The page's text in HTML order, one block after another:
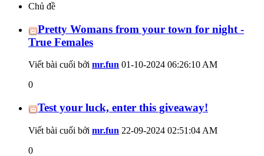
Chủ đề
Pretty Womans from your town for night -
True Females
Viết bài cuối bởi mr.fun 01-10-2024 06:26:10 AM
0
Test your luck, enter this giveaway!
Viết bài cuối bởi mr.fun 22-09-2024 02:51:04 AM
0